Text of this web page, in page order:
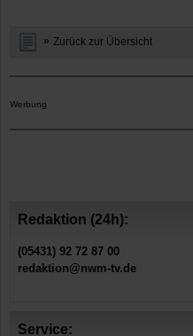
Zurück zur Übersicht
Werbung
Redaktion (24h):
(05431) 92 72 87 00
redaktion@nwm-tv.de
Service: